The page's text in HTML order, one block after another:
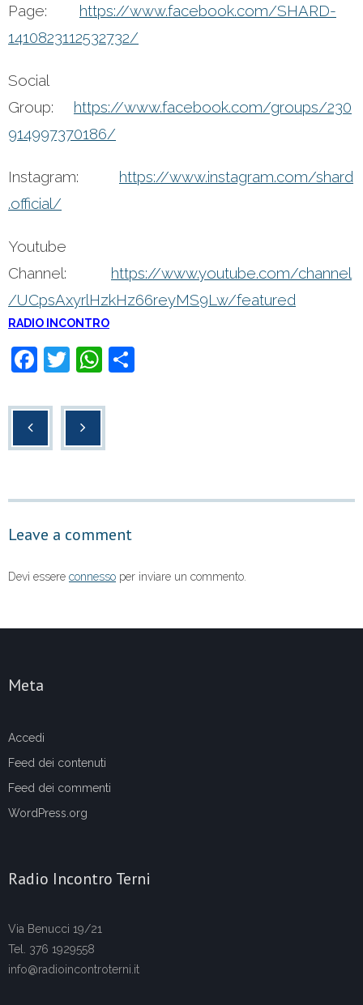
Page: https://www.facebook.com/SHARD-
1410823112532732/
Social
Group: https://www.facebook.com/groups/230
914997370186/
Instagram: https://www.instagram.com/shard
.official/
Youtube
Channel: https://www.youtube.com/channel
/UCpsAxyrlHzkHz66reyMS9Lw/featured
RADIO INCONTRO
F
c
k
T
tt
er
W
at
Leave a comment
Devi essere connesso per inviare un commento.
Meta
Accedi
Feed dei contenuti
Feed dei commenti
WordPress.org
Radio Incontro Terni
Via Benucci 19/21
Tel. 376 1929558
info@radioincontroterni.it